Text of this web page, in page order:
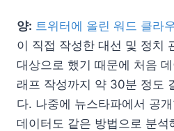
양: 트위터에 올린 워드 클라
이 직접 작성한 대선 및 정치
대상으로 했기 때문에 처음
래프 작성까지 약 30분 정도
다. 나중에 뉴스타파에서 공
데이터도 같은 방법으로 분석